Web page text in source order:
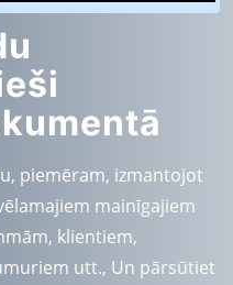
piemēram, izmantojot
mainīgajiem
klientiem,
utt., Un pārsūtiet